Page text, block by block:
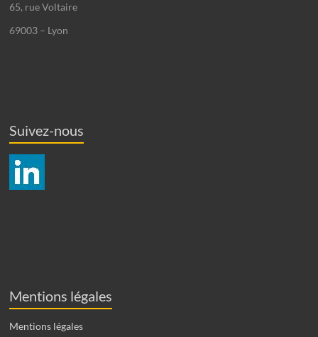
65, rue Voltaire
69003 – Lyon
Suivez-nous
Mentions légales
Mentions légales